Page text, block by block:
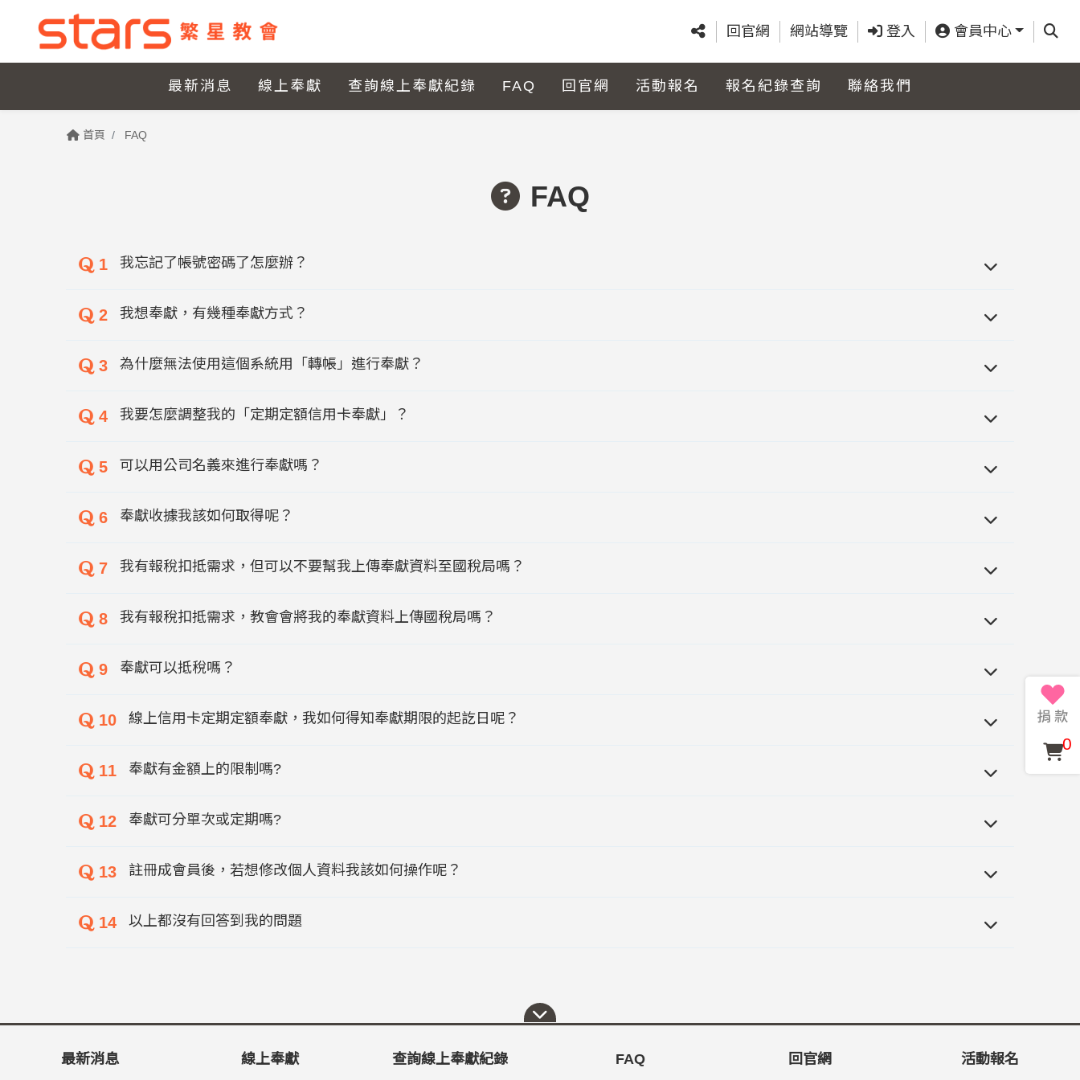
回官網 網站導覽 登入 會員中心 查詢
最新消息 線上奉獻 查詢線上奉獻紀錄 FAQ 回官網 活動報名 報名紀錄查詢 聯絡我們
首頁 FAQ
FAQ
1 我忘記了帳號密碼了怎麼辦？
2 我想奉獻，有幾種奉獻方式？
3 為什麼無法使用這個系統用「轉帳」進行奉獻？
4 我要怎麼調整我的「定期定額信用卡奉獻」？
5 可以用公司名義來進行奉獻嗎？
6 奉獻收據我該如何取得呢？
7 我有報稅扣抵需求，但可以不要幫我上傳奉獻資料至國稅局嗎？
8 我有報稅扣抵需求，教會會將我的奉獻資料上傳國稅局嗎？
9 奉獻可以抵稅嗎？
10 線上信用卡定期定額奉獻，我如何得知奉獻期限的起訖日呢？
11 奉獻有金額上的限制嗎?
12 奉獻可分單次或定期嗎?
13 註冊成會員後，若想修改個人資料我該如何操作呢？
14 以上都沒有回答到我的問題
最新消息 線上奉獻 查詢線上奉獻紀錄 FAQ 回官網 活動報名
0